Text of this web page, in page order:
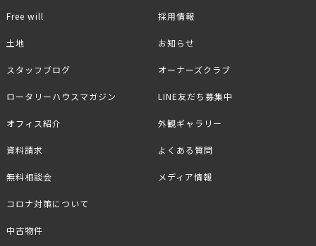
Free will
土地
採用情報
お知らせ
スタッフブログ
ロータリーハウスマガジン
オフィス紹介
資料請求
無料相談会
オーナーズクラブ
LINE友だち募集中
外観ギャラリー
よくある質問
メディア情報
コロナ対策について
中古物件